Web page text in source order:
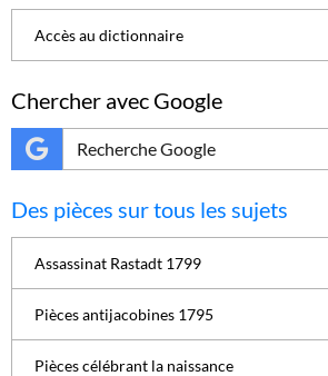
Accès au dictionnaire
Chercher avec Google
Des pièces sur tous les sujets
Assassinat Rastadt 1799
Pièces antijacobines 1795
Pièces célébrant la naissance